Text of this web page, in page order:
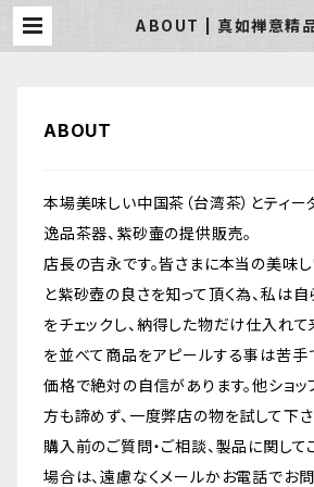
ABOUT | 真如禅意精
ABOUT
本場美味しい中国茶（台湾茶）とティ
逸品茶器、紫砂壷の提供販売。
店長の吉永です。皆さまに本当の美味し
と紫砂壺の良さを知って頂く為、私は自
をチェックし、納得した物だけ仕入れ
を並べて商品をアピールする事は苦手
価格で絶対の自信があります。他ショ
方も諦めず、一度弊店の物を試して下さ
購入前のご質問・ご相談、製品に関し
場合は、遠慮なくメールかお電話でお問